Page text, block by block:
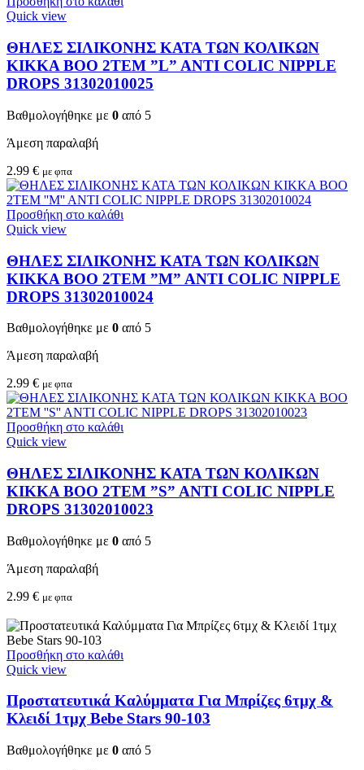
Quick view
ΘΗΛΕΣ ΣΙΛΙΚΟΝΗΣ ΚΑΤΑ ΤΩΝ ΚΟΛΙΚΩΝ
KIKKA BOO 2TEM ”L” ANTI COLIC NIPPLE
DROPS 31302010025
Βαθμολογήθηκε με 0 από 5
Άμεση παραλαβή
2.99 € με φπα
Προσθήκη στο καλάθι
Quick view
ΘΗΛΕΣ ΣΙΛΙΚΟΝΗΣ ΚΑΤΑ ΤΩΝ ΚΟΛΙΚΩΝ
KIKKA BOO 2TEM ”M” ANTI COLIC NIPPLE
DROPS 31302010024
Βαθμολογήθηκε με 0 από 5
Άμεση παραλαβή
2.99 € με φπα
Προσθήκη στο καλάθι
Quick view
ΘΗΛΕΣ ΣΙΛΙΚΟΝΗΣ ΚΑΤΑ ΤΩΝ ΚΟΛΙΚΩΝ
KIKKA BOO 2TEM ”S” ANTI COLIC NIPPLE
DROPS 31302010023
Βαθμολογήθηκε με 0 από 5
Άμεση παραλαβή
2.99 € με φπα
Προσθήκη στο καλάθι
Quick view
Προστατευτικά Καλύμματα Για Μπρίζες 6τμχ &
Κλειδί 1τμχ Bebe Stars 90-103
Βαθμολογήθηκε με 0 από 5